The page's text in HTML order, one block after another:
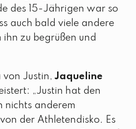
des 15-Jährigen war so
auch bald viele andere
ihn zu begrüßen und
von Justin, Jaqueline
„Justin hat den
nichts anderem
der Athletendisko. Es